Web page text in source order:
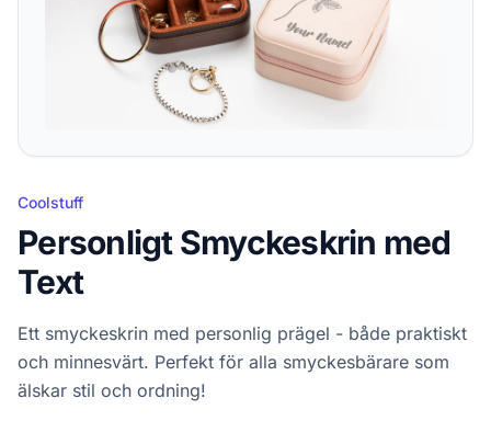
Coolstuff
Personligt Smyckeskrin med
Text
Ett smyckeskrin med personlig prägel - både praktiskt
och minnesvärt. Perfekt för alla smyckesbärare som
älskar stil och ordning!